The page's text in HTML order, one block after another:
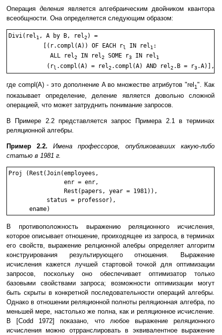
Операция деленияявляется алгебраическим двойником квантора
всеобщности. Она определяется следующим образом:
Divi(rel 1 , A by B, rel2 ) =
          [(r.compl(A)) OF EACH r
l IN rel1:
            ALL rel
2 IN rel2 SOME r3 IN rel1
           (r
l .compl(A) = rel2 .compl(A) AND rel2 .B = r3
где compl(A) - это дополнение A во множестве атрибутов "rel 1". Как
показывает определение, деление является довольно сложной
операцией, что может затруднить понимание запросов.
В Примере 2.2 представляется запрос Примера 2.1 в терминах
реляционной алгебры.
Пример 2.2.
Имена профессоров, опубликовавших какую-либо
статью в 1981 г.
Proj (Rest(Join(employees,
                enr = enr,
                Rest(papers, year = 1981)),
           status = professor),
В противоположность выражению реляционного исчисления,
которое описывает отношение, проиходящее из запроса, в терминах
его свойств, выражение релционной алебры определяет алгоритм
конструирования результирующего отношения. Выражение
исчисления кажется лучшей стартовой точкой для оптимизации
запросов, поскольку оно обеспечивает оптимизатор только
базовыми свойствами запроса; возможности оптимизации могут
быть скрыты в конкретной последовательности операций алгебры.
Однако в отношении реляционной полноты реляционная алгебра, по
меньшей мере, настолько же полна, как и реляционное исчисление.
В [Codd 1972] показано, что любое выражение реляционного
исчисления можно отрранслировать в эквивалентное выражение